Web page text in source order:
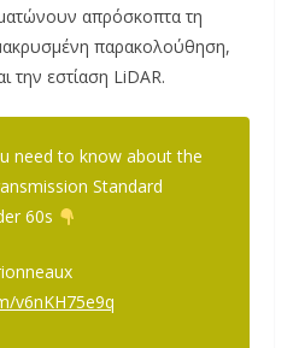
απρόσκοπτα τη
παρακολούθηση,
την εστίαση LiDAR.
need to know about the
Standard
60s
v6nKH75e9q